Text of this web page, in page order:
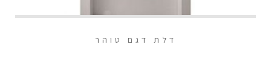
דלת דגם טוהר